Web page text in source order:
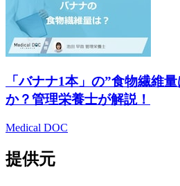
「バナナ1本」の”食物繊維
か？管理栄養士が解説！
Medical DOC
提供元